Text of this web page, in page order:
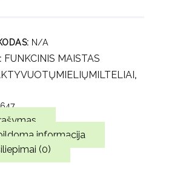
N/A
FUNKCINIS MAISTAS
,
informacija
(0)